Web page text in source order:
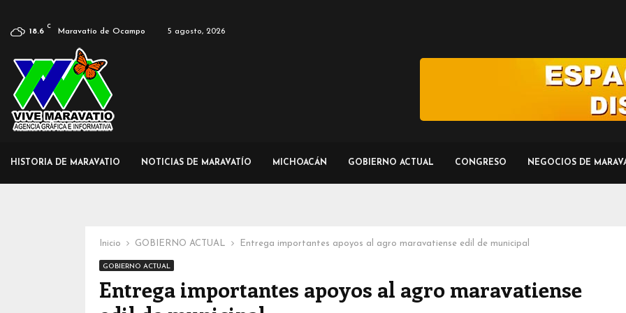
18.6
C
Maravatío de Ocampo 5 agosto, 2026
HISTORIA DE MARAVATIO NOTICIAS DE MARAVATÍO MICHOACÁN GOBIERNO ACTUAL CONGRESO NEGOCIOS DE
Inicio GOBIERNO ACTUAL Entrega importantes apoyos al agro maravatiense edil de municipal
GOBIERNO ACTUAL
Entrega importantes apoyos al agro maravatiense